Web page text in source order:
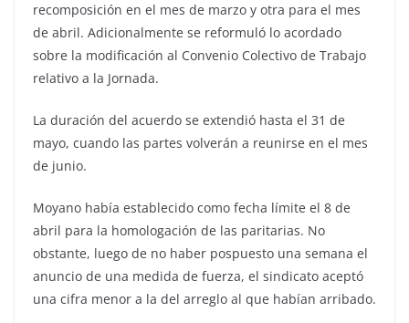
recomposición en el mes de marzo y otra para el mes
de abril. Adicionalmente se reformuló lo acordado
sobre la modificación al Convenio Colectivo de Trabajo
relativo a la Jornada.
La duración del acuerdo se extendió hasta el 31 de
mayo, cuando las partes volverán a reunirse en el mes
de junio.
Moyano había establecido como fecha límite el 8 de
abril para la homologación de las paritarias. No
obstante, luego de no haber pospuesto una semana el
anuncio de una medida de fuerza, el sindicato aceptó
una cifra menor a la del arreglo al que habían arribado.